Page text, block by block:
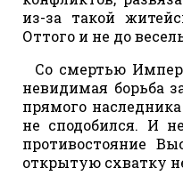
из-за такой
Оттого и не до
Со смертью
невидимая борьба
прямого
не сподобился. И
противостояние
открытую схватку